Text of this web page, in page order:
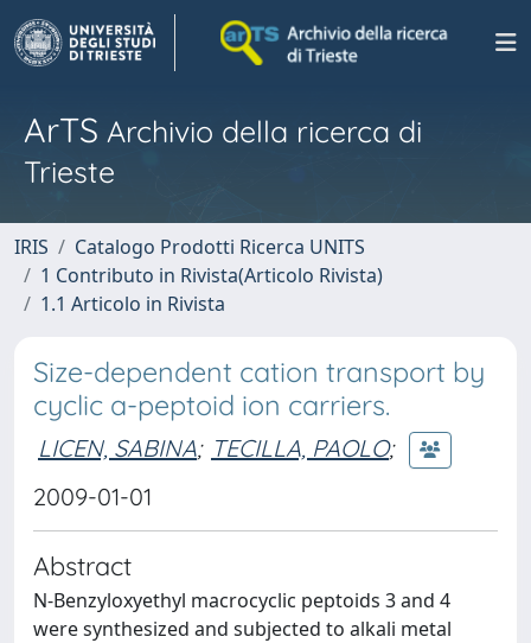
ArTS Archivio della ricerca di
Trieste
IRIS
Catalogo Prodotti Ricerca UNITS
1 Contributo in Rivista(Articolo Rivista)
1.1 Articolo in Rivista
Size-dependent cation transport by
cyclic a-peptoid ion carriers.
LICEN, SABINA; TECILLA, PAOLO;
2009-01-01
Abstract
N-Benzyloxyethyl macrocyclic peptoids 3 and 4
were synthesized and subjected to alkali metal